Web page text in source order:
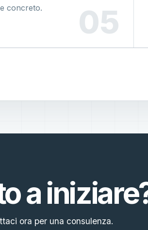
concreto.
a
ora per una consulenza.